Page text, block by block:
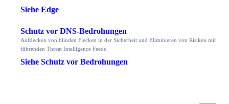
Siehe Edge
Schutz vor DNS-Bedrohungen
Aufdecken von blinden Flecken in der Sicherheit und Eliminieren von Risiken mit
führenden Threat Intelligence Feeds
Siehe Schutz vor Bedrohungen